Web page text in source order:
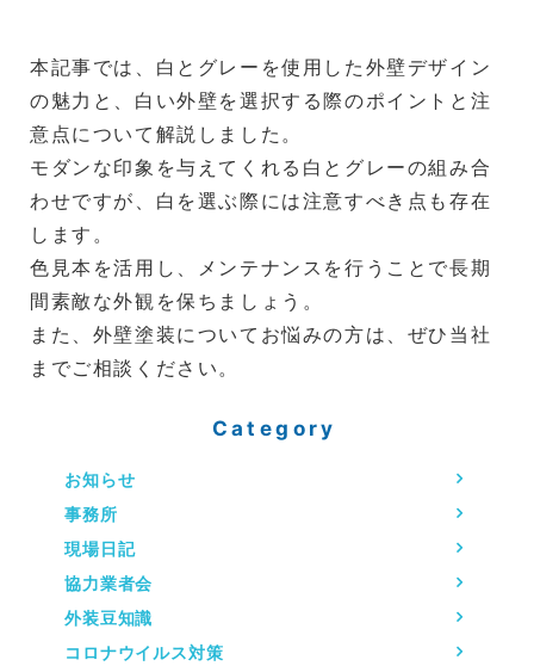
本記事では、白とグレーを使用した外壁デザイン
の魅力と、白い外壁を選択する際のポイントと注
意点について解説しました。
モダンな印象を与えてくれる白とグレーの組み合
わせですが、白を選ぶ際には注意すべき点も存在
します。
色見本を活用し、メンテナンスを行うことで長期
間素敵な外観を保ちましょう。
また、外壁塗装についてお悩みの方は、ぜひ当社
までご相談ください。
Category
お知らせ
事務所
現場日記
協力業者会
外装豆知識
コロナウイルス対策